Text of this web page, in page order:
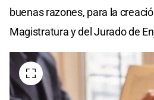
buenas razones, para la
Magistratura y del Jurado de